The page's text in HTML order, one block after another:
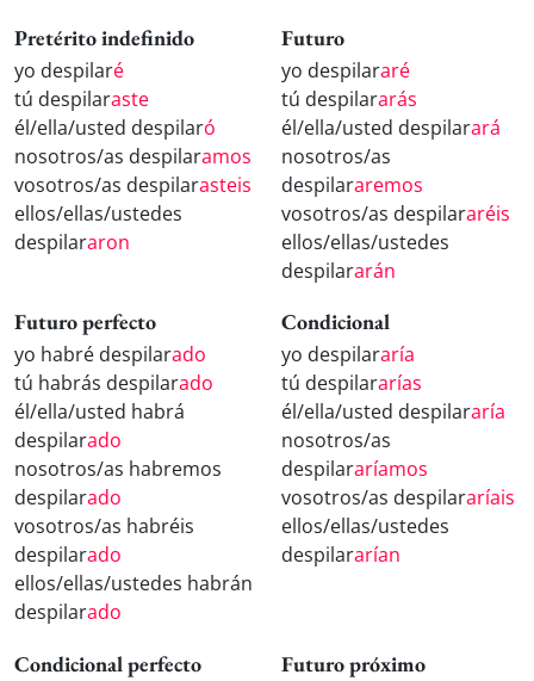
Pretérito indefinido
yo despilaré
tú despilaraste
él/ella/usted despilaró
nosotros/as despilaramos
vosotros/as despilarasteis
ellos/ellas/ustedes
despilararon
Futuro
yo despilararé
tú despilararás
él/ella/usted despilarará
nosotros/as
despilararemos
vosotros/as despilararéis
ellos/ellas/ustedes
despilararán
Futuro perfecto
yo habré despilarado
tú habrás despilarado
él/ella/usted habrá
despilarado
nosotros/as habremos
despilarado
vosotros/as habréis
despilarado
ellos/ellas/ustedes habrán
despilarado
Condicional
yo despilararía
tú despilararías
él/ella/usted despilararía
nosotros/as
despilararíamos
vosotros/as despilararíais
ellos/ellas/ustedes
despilararían
Condicional perfecto Futuro próximo